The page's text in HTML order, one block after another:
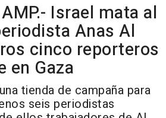
Israel mata al
Anas Al
cinco reporteros
en Gaza
tienda de campaña para
seis periodistas